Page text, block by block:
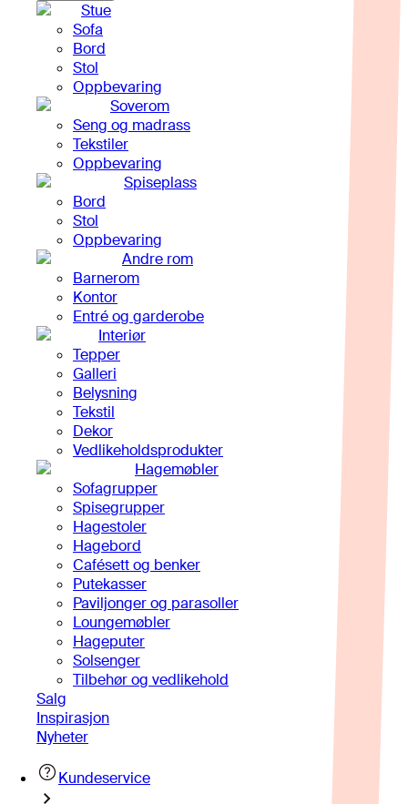
Stue
Sofa
Bord
Stol
Oppbevaring
Soverom
Seng og madrass
Tekstiler
Oppbevaring
Spiseplass
Bord
Stol
Oppbevaring
Andre rom
Barnerom
Kontor
Entré og garderobe
Interiør
Tepper
Galleri
Belysning
Tekstil
Dekor
Vedlikeholdsprodukter
Hagemøbler
Sofagrupper
Spisegrupper
Hagestoler
Hagebord
Cafésett og benker
Putekasser
Paviljonger og parasoller
Loungemøbler
Hageputer
Solsenger
Tilbehør og vedlikehold
Salg
Inspirasjon
Nyheter
Kundeservice